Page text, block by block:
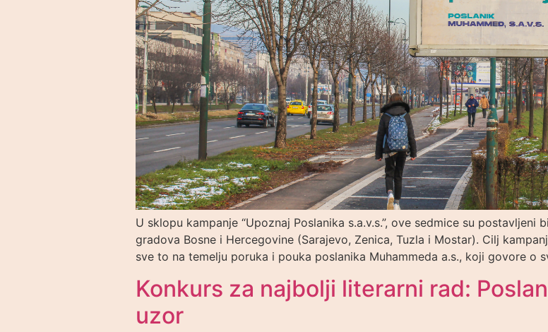
U sklopu kampanje “Upoznaj Poslanika s.a.v.s.”, ove sedmice su
gradova Bosne i Hercegovine (Sarajevo, Zenica, Tuzla i Mostar). Cilj
sve to na temelju poruka i pouka poslanika Muhammeda a.s., koji govore
Konkurs za najbolji literarni rad:
uzor